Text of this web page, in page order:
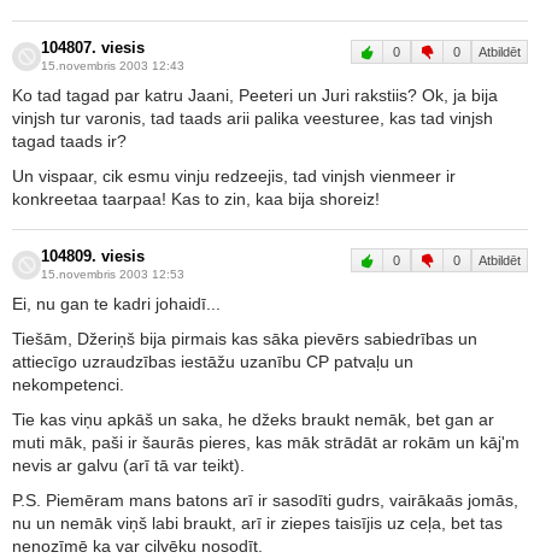
104807. viesis
15.novembris 2003 12:43
0 0 Atbildēt
Ko tad tagad par katru Jaani, Peeteri un Juri rakstiis? Ok, ja bija
vinjsh tur varonis, tad taads arii palika veesturee, kas tad vinjsh
tagad taads ir?
Un vispaar, cik esmu vinju redzeejis, tad vinjsh vienmeer ir
konkreetaa taarpaa! Kas to zin, kaa bija shoreiz!
104809. viesis
15.novembris 2003 12:53
0 0 Atbildēt
Ei, nu gan te kadri johaidī...
Tiešām, Džeriņš bija pirmais kas sāka pievērs sabiedrības un
attiecīgo uzraudzības iestāžu uzanību CP patvaļu un
nekompetenci.
Tie kas viņu apkāš un saka, he džeks braukt nemāk, bet gan ar
muti māk, paši ir šaurās pieres, kas māk strādāt ar rokām un kāj'm
nevis ar galvu (arī tā var teikt).
P.S. Piemēram mans batons arī ir sasodīti gudrs, vairākaās jomās,
nu un nemāk viņš labi braukt, arī ir ziepes taisījis uz ceļa, bet tas
nenozīmē ka var cilvēku nosodīt.